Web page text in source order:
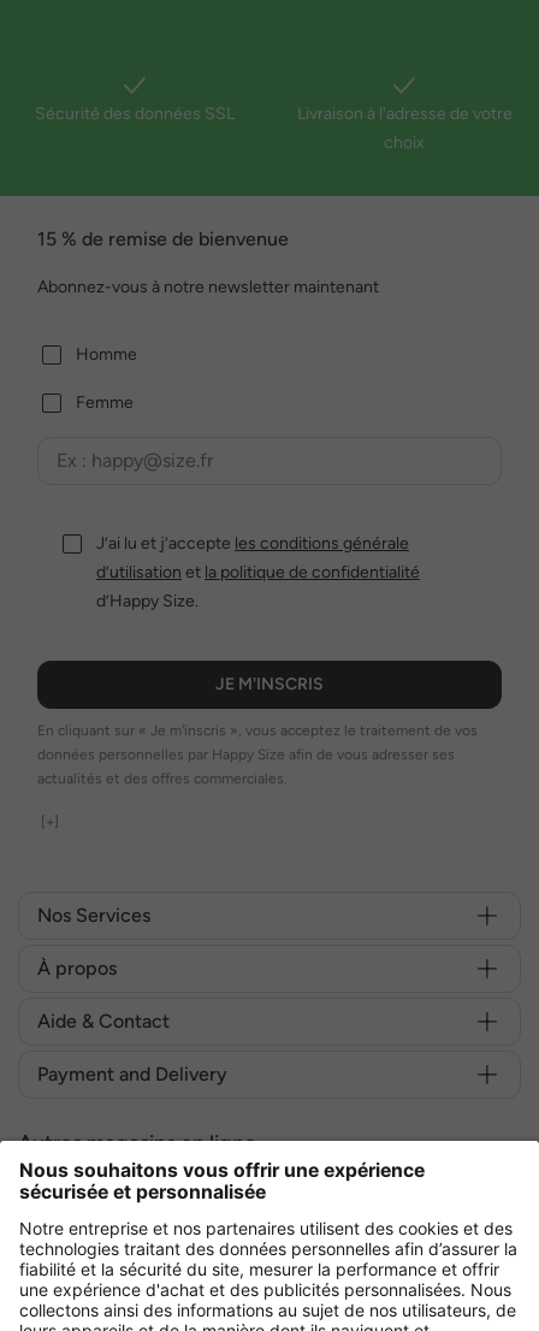
Sécurité des données SSL
Livraison à l'adresse de votre
choix
15 % de remise de bienvenue
Abonnez-vous à notre newsletter maintenant
Homme
Femme
J’ai lu et j’accepte les conditions générale
d’utilisation et la politique de confidentialité
d’Happy Size.
JE M'INSCRIS
En cliquant sur « Je m'inscris », vous acceptez le traitement de vos
données personnelles par Happy Size afin de vous adresser ses
actualités et des offres commerciales.
[+]
Nos Services
À propos
Aide & Contact
Payment and Delivery
Autres magasins en ligne
France
Achetez en toute sécurité avec :